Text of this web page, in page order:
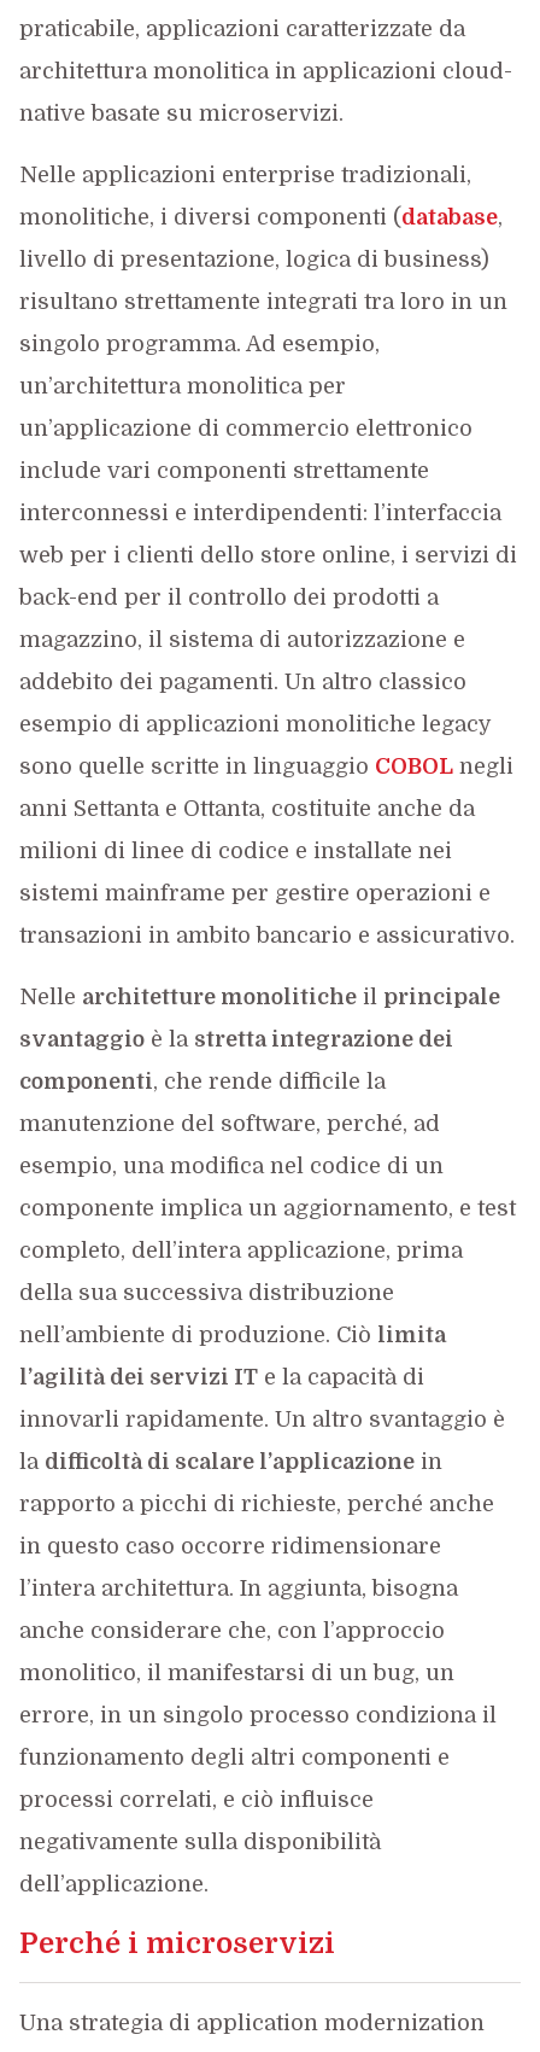
praticabile, applicazioni caratterizzate da
architettura monolitica in applicazioni cloud-
native basate su microservizi.
Nelle applicazioni enterprise tradizionali,
monolitiche, i diversi componenti (database,
livello di presentazione, logica di business)
risultano strettamente integrati tra loro in un
singolo programma. Ad esempio,
un’architettura monolitica per
un’applicazione di commercio elettronico
include vari componenti strettamente
interconnessi e interdipendenti: l’interfaccia
web per i clienti dello store online, i servizi di
back-end per il controllo dei prodotti a
magazzino, il sistema di autorizzazione e
addebito dei pagamenti. Un altro classico
esempio di applicazioni monolitiche legacy
sono quelle scritte in linguaggio COBOLnegli
anni Settanta e Ottanta, costituite anche da
milioni di linee di codice e installate nei
sistemi mainframe per gestire operazioni e
transazioni in ambito bancario e assicurativo.
Nelle architetture monoliticheil principale
svantaggioè la stretta integrazione dei
componenti, che rende difficile la
manutenzione del software, perché, ad
esempio, una modifica nel codice di un
componente implica un aggiornamento, e test
completo, dell’intera applicazione, prima
della sua successiva distribuzione
nell’ambiente di produzione. Ciò limita
l’agilità dei servizi ITe la capacità di
innovarli rapidamente. Un altro svantaggio è
la difficoltà di scalare l’applicazionein
rapporto a picchi di richieste, perché anche
in questo caso occorre ridimensionare
l’intera architettura. In aggiunta, bisogna
anche considerare che, con l’approccio
monolitico, il manifestarsi di un bug, un
errore, in un singolo processo condiziona il
funzionamento degli altri componenti e
processi correlati, e ciò influisce
negativamente sulla disponibilità
dell’applicazione.
Perché i microservizi
Una strategia di application modernization